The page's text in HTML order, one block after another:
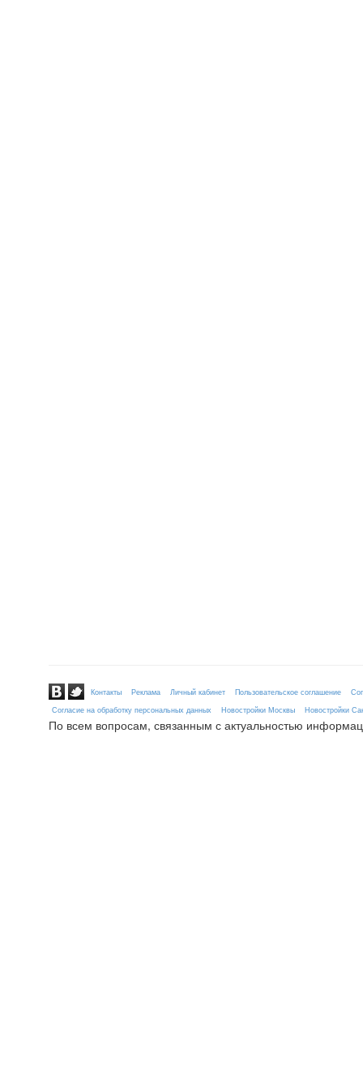
Контакты Реклама Личный кабинет Пользовательское соглашение
Согласие на обработку персональных данных
Новостройки Москвы Новостройки
По всем вопросам, связанным с актуальностью